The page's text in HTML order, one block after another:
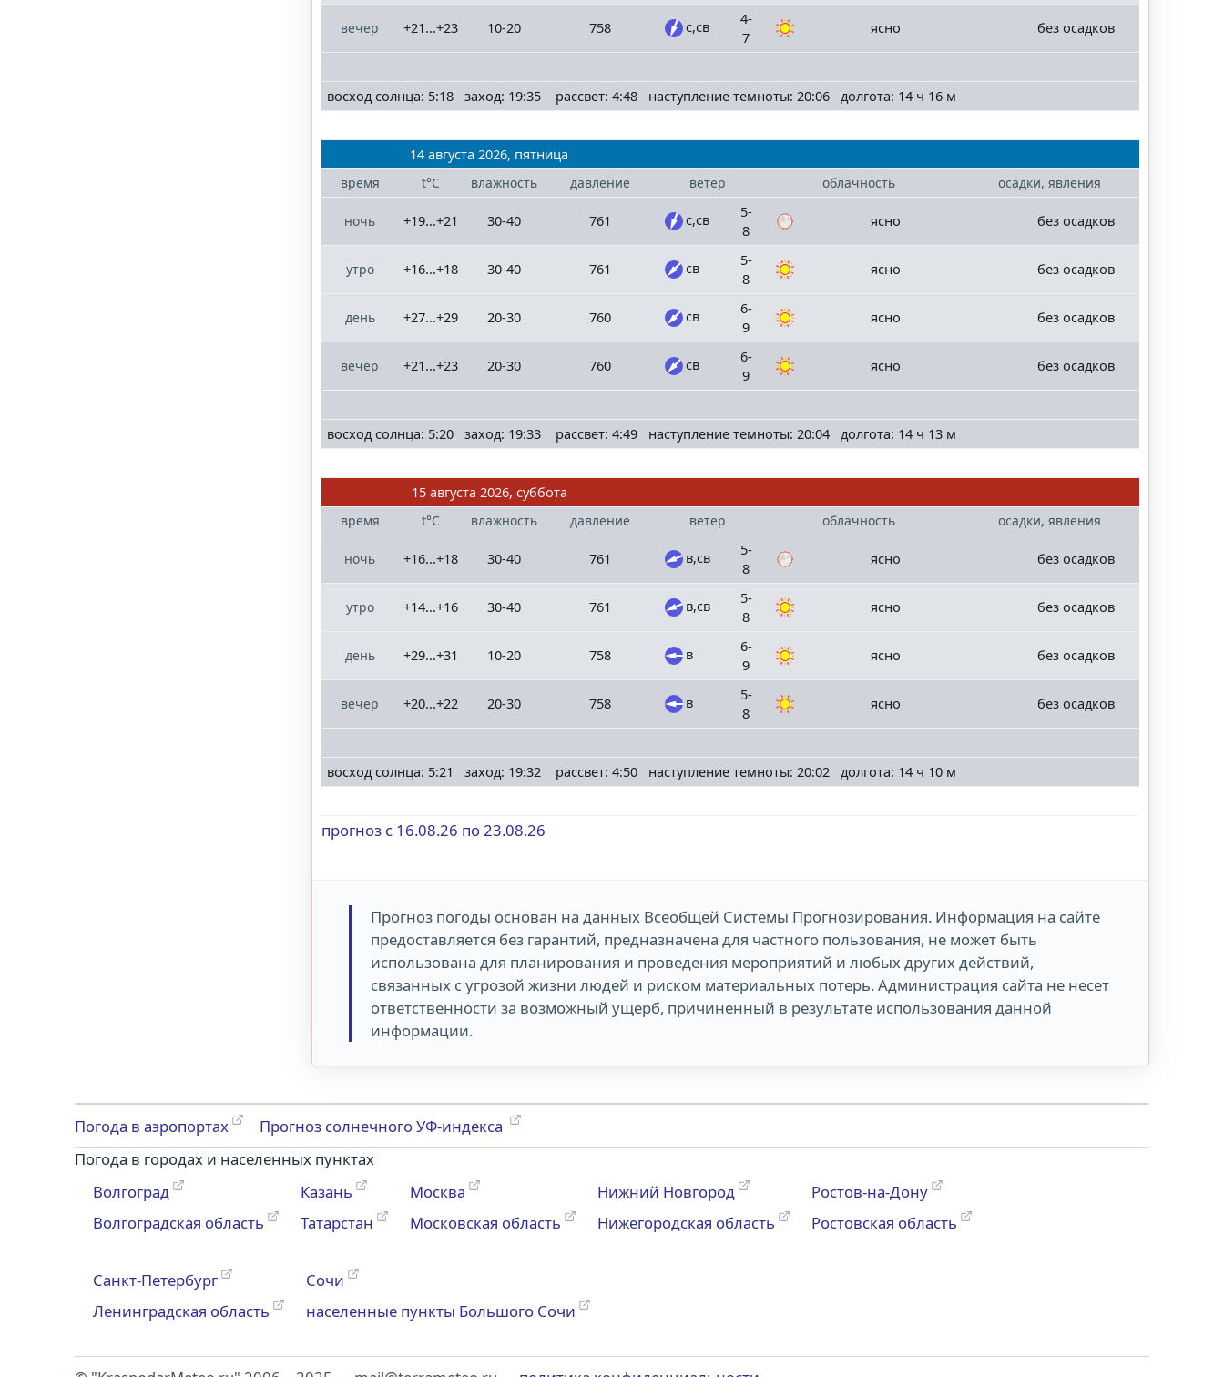
вечер +21...+23 10-20 758 с,св
4-
7
ясно без осадков
восход солнца: 5:18 заход: 19:35 рассвет: 4:48 наступление темноты: 20:06 долгота: 14 ч 16 м
14 августа 2026, пятница
время t°C влажность давление ветер облачность осадки, явления
ночь +19...+21 30-40 761 с,св
5-
8
ясно без осадков
утро +16...+18 30-40 761 св
5-
8
ясно без осадков
день +27...+29 20-30 760 св
6-
9
ясно без осадков
вечер +21...+23 20-30 760 св
6-
9
ясно без осадков
восход солнца: 5:20 заход: 19:33 рассвет: 4:49 наступление темноты: 20:04 долгота: 14 ч 13 м
15 августа 2026, суббота
время t°C влажность давление ветер облачность осадки, явления
ночь +16...+18 30-40 761 в,св
5-
8
ясно без осадков
утро +14...+16 30-40 761 в,св
5-
8
ясно без осадков
день +29...+31 10-20 758 в
6-
9
ясно без осадков
вечер +20...+22 20-30 758 в
5-
8
ясно без осадков
восход солнца: 5:21 заход: 19:32 рассвет: 4:50 наступление темноты: 20:02 долгота: 14 ч 10 м
прогноз с 16.08.26 по 23.08.26
Прогноз погоды основан на данных Всеобщей Системы Прогнозирования. Информация на сайте
предоставляется без гарантий, предназначена для частного пользования, не может быть
использована для планирования и проведения мероприятий и любых других действий,
связанных с угрозой жизни людей и риском материальных потерь. Администрация сайта не несет
ответственности за возможный ущерб, причиненный в результате использования данной
информации.
Погода в аэропортах
Прогноз солнечного УФ-индекса
Погода в городах и населенных пунктах
Волгоград
Волгоградская область
Казань
Татарстан
Москва
Московская область
Нижний Новгород
Нижегородская область
Ростов-на-Дону
Ростовская область
Санкт-Петербург
Ленинградская область
Сочи
населенные пункты Большого Сочи